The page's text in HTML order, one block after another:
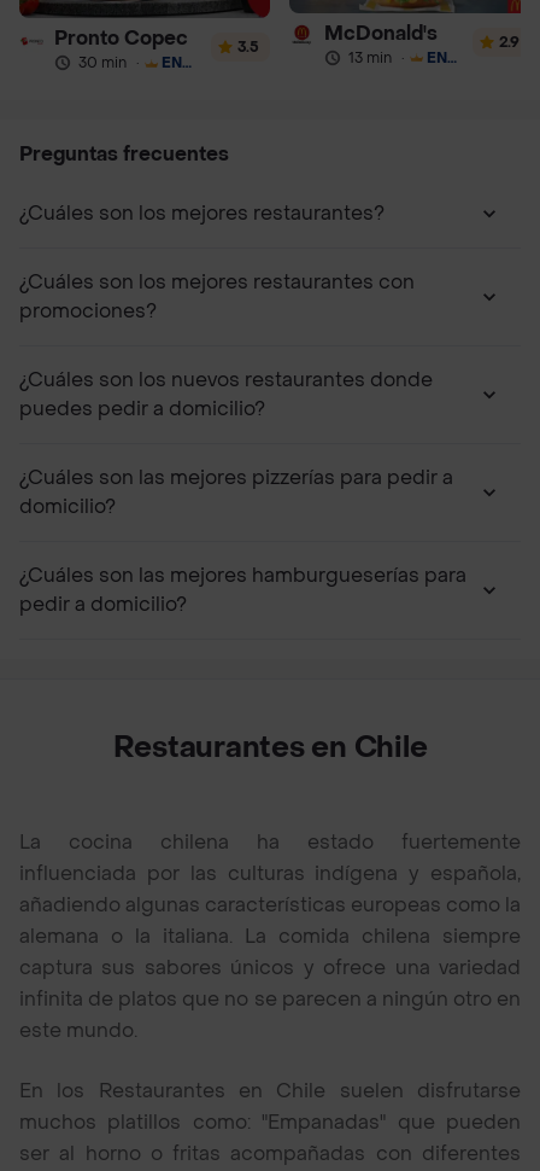
Pronto Copec
30 min · ENVÍO GRATIS
3.5
McDonald's
13 min · ENVÍO GRATIS
2.9
Preguntas frecuentes
¿Cuáles son los mejores restaurantes?
¿Cuáles son los mejores restaurantes con
promociones?
¿Cuáles son los nuevos restaurantes donde
puedes pedir a domicilio?
¿Cuáles son las mejores pizzerías para pedir a
domicilio?
¿Cuáles son las mejores hamburgueserías para
pedir a domicilio?
Restaurantes en Chile
La cocina chilena ha estado fuertemente
influenciada por las culturas indígena y española,
añadiendo algunas características europeas como la
alemana o la italiana. La comida chilena siempre
captura sus sabores únicos y ofrece una variedad
infinita de platos que no se parecen a ningún otro en
este mundo.
En los Restaurantes en Chile suelen disfrutarse
muchos platillos como: "Empanadas" que pueden
ser al horno o fritas acompañadas con diferentes